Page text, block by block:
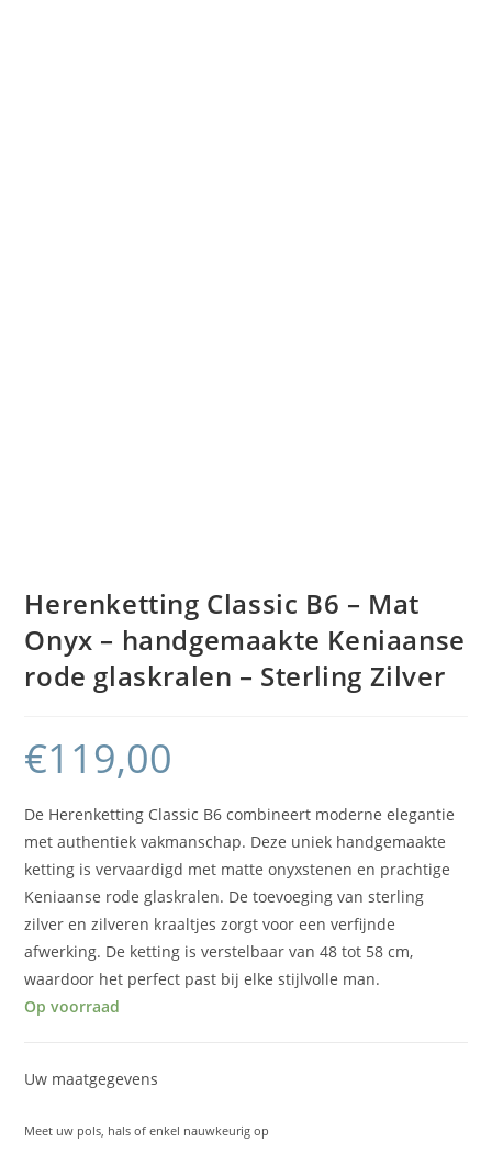
Herenketting Classic B6 – Mat
Onyx – handgemaakte Keniaanse
rode glaskralen – Sterling Zilver
€119,00
De Herenketting Classic B6 combineert moderne elegantie
met authentiek vakmanschap. Deze uniek handgemaakte
ketting is vervaardigd met matte onyxstenen en prachtige
Keniaanse rode glaskralen. De toevoeging van sterling
zilver en zilveren kraaltjes zorgt voor een verfijnde
afwerking. De ketting is verstelbaar van 48 tot 58 cm,
waardoor het perfect past bij elke stijlvolle man.
Op voorraad
Uw maatgegevens
Meet uw pols, hals of enkel nauwkeurig op